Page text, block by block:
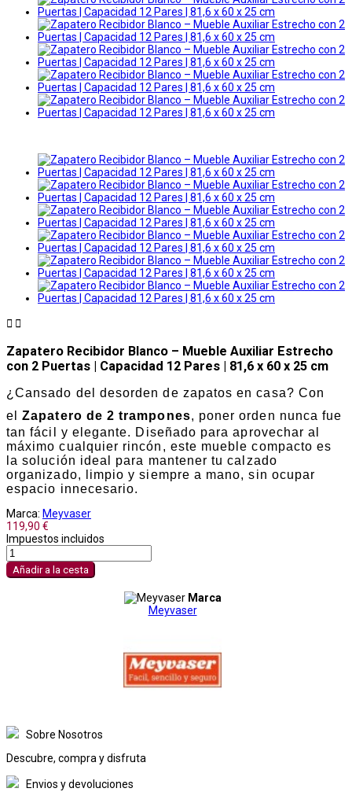
 
Zapatero Recibidor Blanco – Mueble Auxiliar Estrecho
con 2 Puertas | Capacidad 12 Pares | 81,6 x 60 x 25 cm
¿Cansado del desorden de zapatos en casa? Con
elZapatero de 2 trampones, poner orden nunca fue
tan fácil y elegante. Diseñado para aprovechar al
máximo cualquier rincón, este mueble compacto es
la solución ideal para mantener tu calzado
organizado, limpio y siempre a mano, sin ocupar
espacio innecesario.
Marca: Meyvaser
119,90 €
Impuestos incluidos
Añadir a la cesta
Marca
Meyvaser
Sobre Nosotros
Descubre, compra y disfruta
Envios y devoluciones